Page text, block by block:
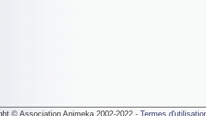
© Association Animeka 2002-2022 - Termes